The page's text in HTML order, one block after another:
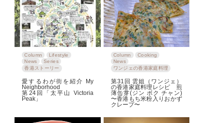
Column
Lifestyle
News
Series
香港ストーリー
愛するわが街を紹介 My
Neighborhood
第24回「太平山 Victoria
Peak」
Column
Cooking
News
ワンジェの香港家庭料理
第31回 雲姐（ワンジェ）
の香港家庭料理レシピ 煎
薄缶牚(ジン ボク チャン)
〜香港もち米粉入りおかず
クレープ〜